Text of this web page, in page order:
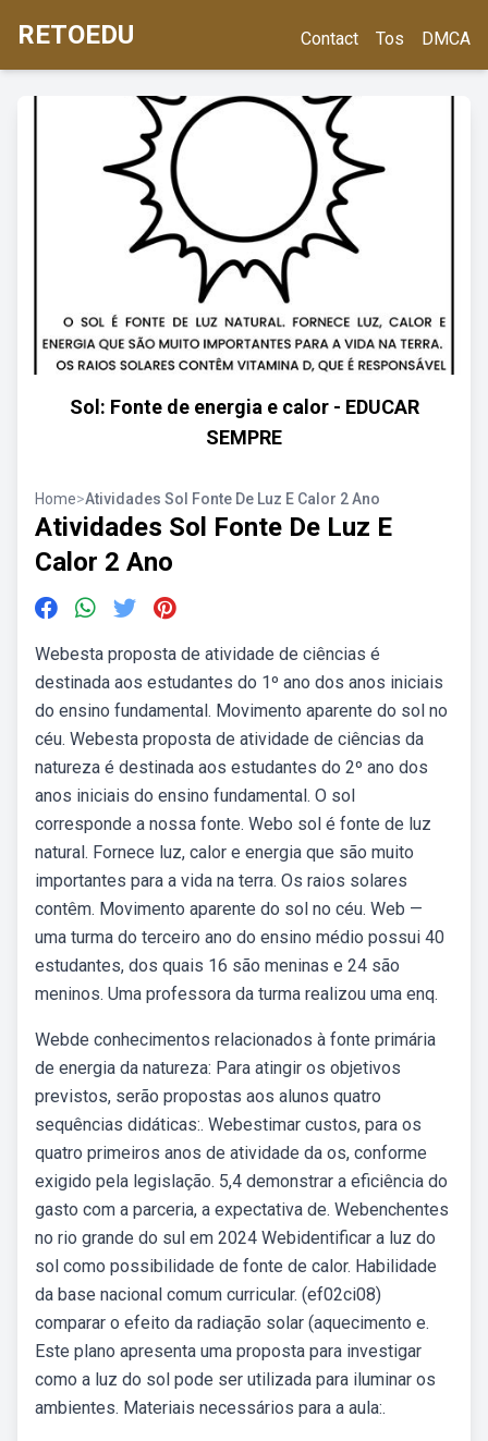
RETOEDU Contact Tos DMCA
Sol: Fonte de energia e calor - EDUCAR
SEMPRE
Home>Atividades Sol Fonte De Luz E Calor 2 Ano
Atividades Sol Fonte De Luz E
Calor 2 Ano
Webesta proposta de atividade de ciências é
destinada aos estudantes do 1º ano dos anos iniciais
do ensino fundamental. Movimento aparente do sol no
céu. Webesta proposta de atividade de ciências da
natureza é destinada aos estudantes do 2º ano dos
anos iniciais do ensino fundamental. O sol
corresponde a nossa fonte. Webo sol é fonte de luz
natural. Fornece luz, calor e energia que são muito
importantes para a vida na terra. Os raios solares
contêm. Movimento aparente do sol no céu. Web —
uma turma do terceiro ano do ensino médio possui 40
estudantes, dos quais 16 são meninas e 24 são
meninos. Uma professora da turma realizou uma enq.
Webde conhecimentos relacionados à fonte primária
de energia da natureza: Para atingir os objetivos
previstos, serão propostas aos alunos quatro
sequências didáticas:. Webestimar custos, para os
quatro primeiros anos de atividade da os, conforme
exigido pela legislação. 5,4 demonstrar a eficiência do
gasto com a parceria, a expectativa de. Webenchentes
no rio grande do sul em 2024 Webidentificar a luz do
sol como possibilidade de fonte de calor. Habilidade
da base nacional comum curricular. (ef02ci08)
comparar o efeito da radiação solar (aquecimento e.
Este plano apresenta uma proposta para investigar
como a luz do sol pode ser utilizada para iluminar os
ambientes. Materiais necessários para a aula:.